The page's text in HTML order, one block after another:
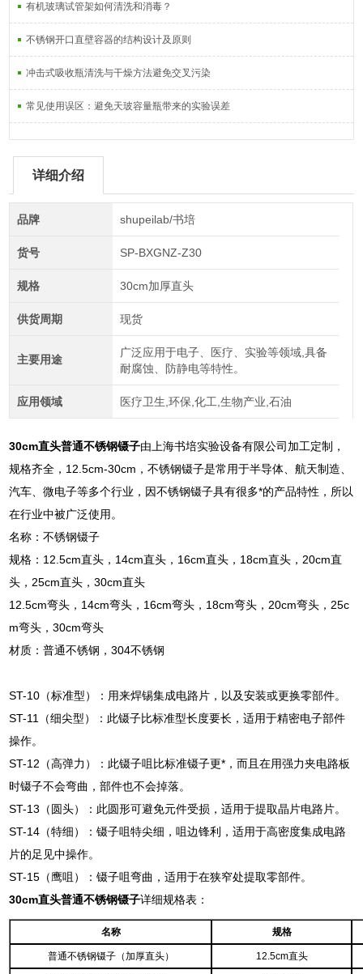
有机玻璃试管架如何清洗和消毒？
不锈钢开口直壁容器的结构设计及原则
冲击式吸收瓶清洗与干燥方法避免交叉污染
常见使用误区：避免天玻容量瓶带来的实验误差
详细介绍
品牌 shupeilab/书培
货号 SP-BXGNZ-Z30
规格 30cm加厚直头
供货周期 现货
主要用途
广泛应用于电子、医疗、实验等领域,具备
耐腐蚀、防静电等特性。
应用领域 医疗卫生,环保,化工,生物产业,石油
30cm直头普通不锈钢镊子由上海书培实验设备有限公司加工定制，
规格齐全，12.5cm-30cm，不锈钢镊子是常用于半导体、航天制造、
汽车、微电子等多个行业，因不锈钢镊子具有很多*的产品特性，所以
在行业中被广泛使用。
名称：不锈钢镊子
规格：12.5cm直头，14cm直头，16cm直头，18cm直头，20cm直
头，25cm直头，30cm直头
12.5cm弯头，14cm弯头，16cm弯头，18cm弯头，20cm弯头，25c
m弯头，30cm弯头
材质：普通不锈钢，304不锈钢
ST-10（标准型）：用来焊锡集成电路片，以及安装或更换零部件。
ST-11（细尖型）：此镊子比标准型长度要长，适用于精密电子部件
操作。
ST-12（高弹力）：此镊子咀比标准镊子更*，而且在用强力夹电路板
时镊子不会弯曲，部件也不会掉落。
ST-13（圆头）：此圆形可避免元件受损，适用于提取晶片电路片。
ST-14（特细）：镊子咀特尖细，咀边锋利，适用于高密度集成电路
片的足见中操作。
ST-15（鹰咀）：镊子咀弯曲，适用于在狭窄处提取零部件。
30cm直头普通不锈钢镊子详细规格表：
名称 规格
普通不锈钢镊子（加厚直头） 12.5cm直头